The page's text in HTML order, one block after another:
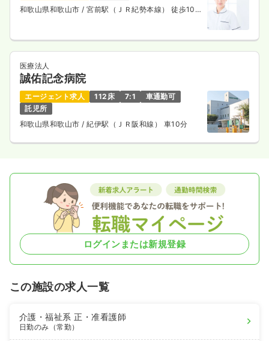
和歌山県和歌山市 / 宮前駅（ＪＲ紀勢本線） 徒歩10
医療法人
誠佑記念病院
エージェント求人 112床 7:1
車通勤可
託児所
和歌山県和歌山市/ 紀伊駅（ＪＲ阪和線） 車10分
ログインまたは新規登録
この施設の求人一覧
介護・福祉系正・准看護師
日勤のみ（常勤）